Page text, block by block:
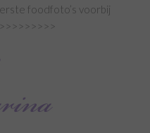
foodfoto’s voorbij